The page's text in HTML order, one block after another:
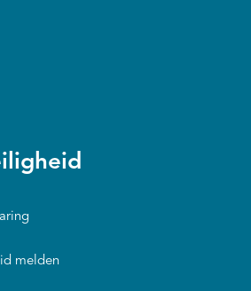
melden